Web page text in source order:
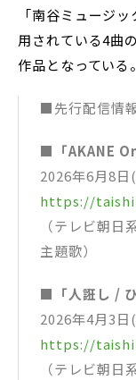
「南谷ミュージ
用されている4曲
作品となっている。
■先行配信情
■「AKANE
2026年6月8日
https://
（テレビ朝日
主題歌）
■「人誑し / ひ
2026年4月3日
https://
（テレビ朝日